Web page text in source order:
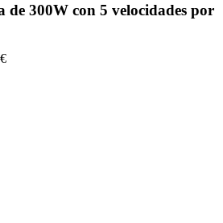
de 300W con 5 velocidades por